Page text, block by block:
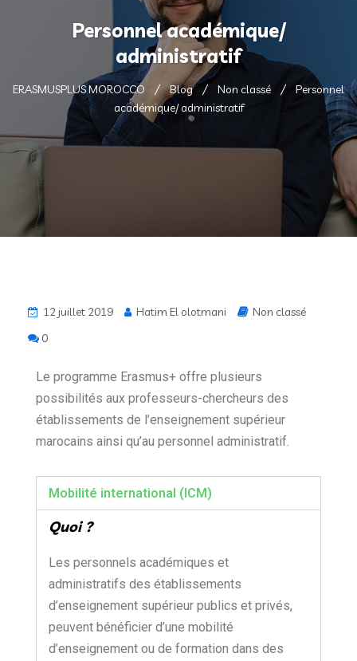
Personnel académique/
administratif
ERASMUSPLUS MOROCCO Blog Non classé
Personnel
académique/ administratif
12 juillet 2019 Hatim El olotmani
Non classé
0
Le programme Erasmus+ offre plusieurs
possibilités aux professeurs-chercheurs des
établissements de l’enseignement supérieur
marocains ainsi qu’au personnel administratif.
Mobilité international (ICM)
Quoi ?
Les personnels académiques et
administratifs des établissements
d’enseignement supérieur publics et privés,
peuvent bénéficier d’une mobilité
d’enseignement ou de formation dans des